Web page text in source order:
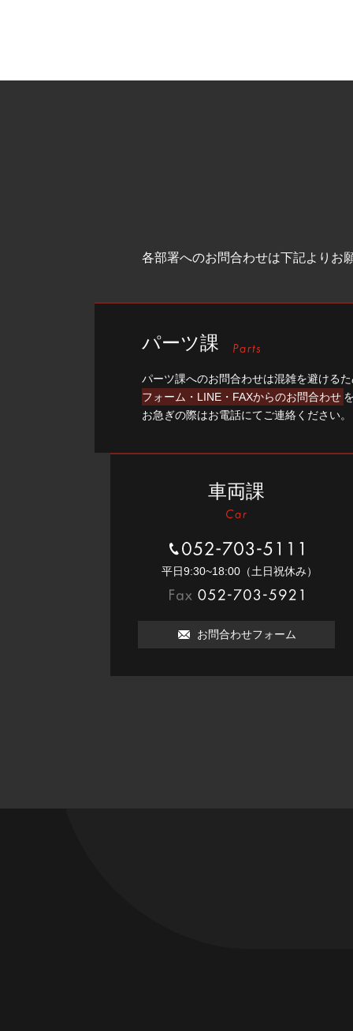
各部署へのお問合わせは下記よりお
パーツ課
パーツ課へのお問合わせは混雑を避ける
フォーム・LINE・FAXからのお問合わせ
お急ぎの際はお電話にてご連絡ください。
車両課
052-703-5111
平⽇9:30~18:00（⼟⽇祝休み）
お問合わせフォーム